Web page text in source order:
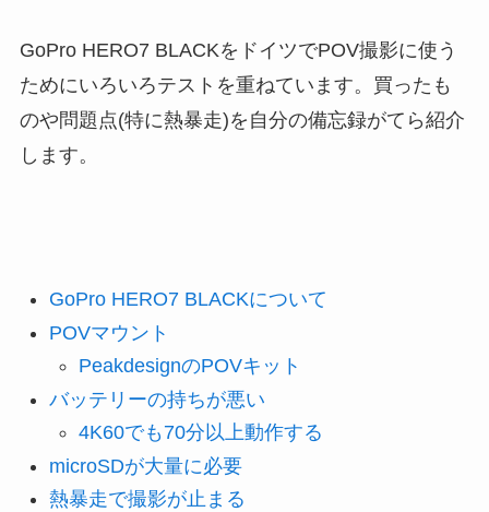
GoPro HERO7 BLACKをドイツでPOV撮影に使う
ためにいろいろテストを重ねています。買ったも
のや問題点(特に熱暴走)を自分の備忘録がてら紹介
します。
GoPro HERO7 BLACKについて
POVマウント
PeakdesignのPOVキット
バッテリーの持ちが悪い
4K60でも70分以上動作する
microSDが大量に必要
熱暴走で撮影が止まる